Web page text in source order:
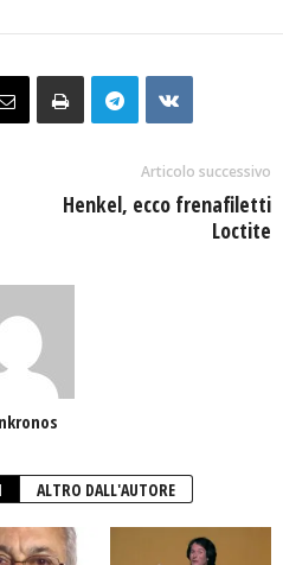
Articolo successivo
Henkel, ecco frenafiletti
Loctite
ALTRO DALL'AUTORE